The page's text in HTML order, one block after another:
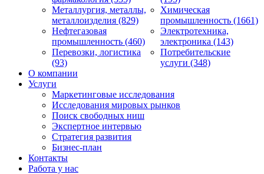
Металлургия, металлы,
металлоизделия (829)
Нефтегазовая
промышленность (460)
Перевозки, логистика
(93)
Химическая
промышленность (1661)
Электротехника,
электроника (143)
Потребительские
услуги (348)
О компании
Услуги
Маркетинговые исследования
Исследования мировых рынков
Поиск свободных ниш
Экспертное интервью
Стратегия развития
Бизнес-план
Контакты
Работа у нас